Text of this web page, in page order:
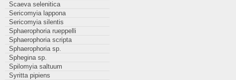
Scaeva selenitica
Sericomyia lappona
Sericomyia silentis
Sphaerophoria rueppelli
Sphaerophoria scripta
Sphaerophoria sp.
Sphegina sp.
Spilomyia saltuum
Syritta pipiens